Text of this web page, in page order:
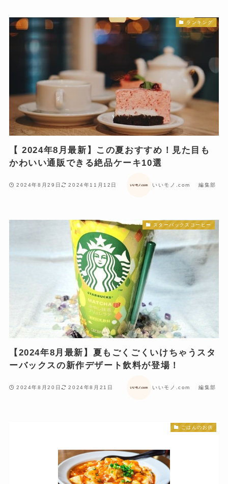
ランキング
【 2024年8月最新】この夏おすすめ！見た目も
かわいい通販できる絶品ケーキ10選
2024年8月29日 2024年11月12日 いいモノ.com 編集部
スターバックスコーヒー
【2024年8月最新】夏もごくごくいけちゃうスタ
ーバックスの新作デザート飲料が登場！
2024年8月20日 2024年8月21日 いいモノ.com 編集部
ごはんのお供